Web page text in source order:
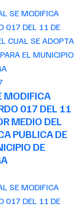
MODIFICA
017 DEL 11
MEDIO DEL
PUBLICA DE
DE